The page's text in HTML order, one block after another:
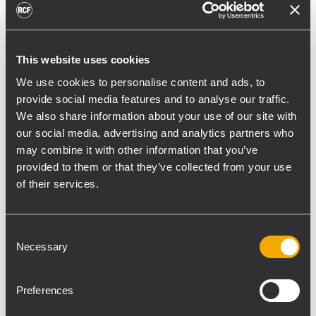
This website uses cookies
We use cookies to personalise content and ads, to
provide social media features and to analyse our traffic.
We also share information about your use of our site with
our social media, advertising and analytics partners who
may combine it with other information that you’ve
provided to them or that they’ve collected from your use
of their services.
Selection
Necessary
Preferences
dos HDL 30-A a cada lado, se suspendieron
utilizando un único motor CM con una
plataforma móvil con cuatro módulos HDL
50-A o HDL 30-A permitió una instalación
rápida y sencilla con solo dos personas. Los
veinte subwoofers SUB 9006-AS se
instalaron en la parte frontal del escenario
en dos filas de diez subwoofers cada una.
Su colocación en curva end-fire aseguró
graves hacia el escenario. Las dos torres de
retardo se colocaron a 80 metros de la PA
principal. Cada una contaba con un array de
8 módulos HDL 30-A, suspendidos con un